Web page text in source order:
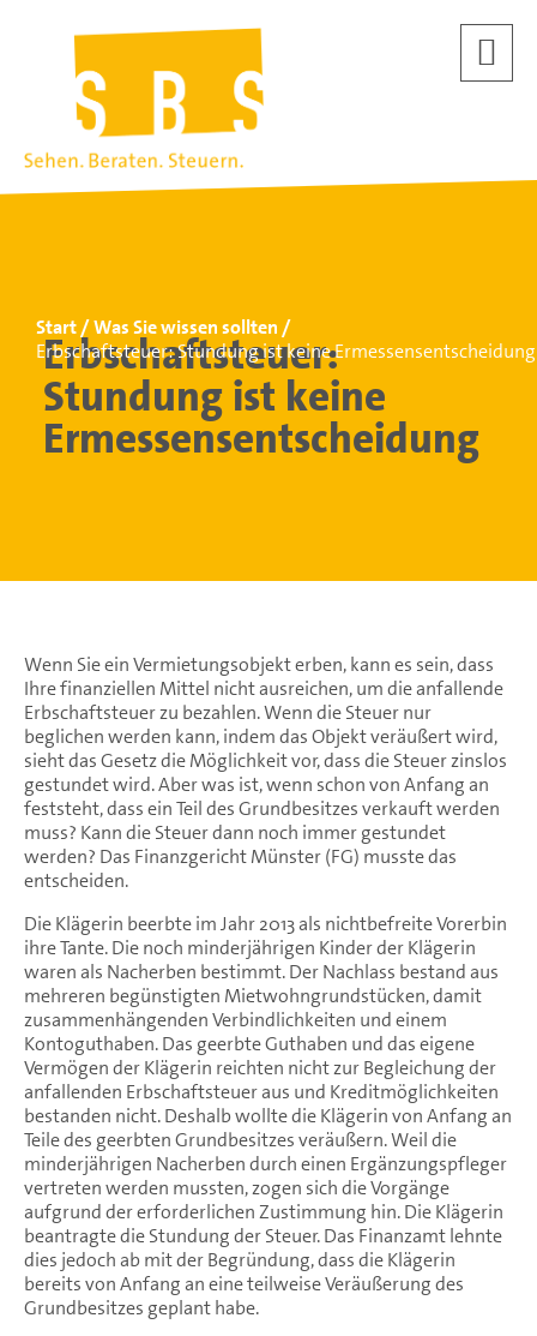
Start
Was Sie wissen sollten
Erbschaftsteuer: Stundung ist keine Ermessensentscheidung
Erbschaftsteuer:
Stundung ist keine
Ermessensentscheidung
Wenn Sie ein Vermietungsobjekt erben, kann es sein, dass
Ihre finanziellen Mittel nicht ausreichen, um die anfallende
Erbschaftsteuer zu bezahlen. Wenn die Steuer nur
beglichen werden kann, indem das Objekt veräußert wird,
sieht das Gesetz die Möglichkeit vor, dass die Steuer zinslos
gestundet wird. Aber was ist, wenn schon von Anfang an
feststeht, dass ein Teil des Grundbesitzes verkauft werden
muss? Kann die Steuer dann noch immer gestundet
werden? Das Finanzgericht Münster (FG) musste das
entscheiden.
Die Klägerin beerbte im Jahr 2013 als nichtbefreite Vorerbin
ihre Tante. Die noch minderjährigen Kinder der Klägerin
waren als Nacherben bestimmt. Der Nachlass bestand aus
mehreren begünstigten Mietwohngrundstücken, damit
zusammenhängenden Verbindlichkeiten und einem
Kontoguthaben. Das geerbte Guthaben und das eigene
Vermögen der Klägerin reichten nicht zur Begleichung der
anfallenden Erbschaftsteuer aus und Kreditmöglichkeiten
bestanden nicht. Deshalb wollte die Klägerin von Anfang an
Teile des geerbten Grundbesitzes veräußern. Weil die
minderjährigen Nacherben durch einen Ergänzungspfleger
vertreten werden mussten, zogen sich die Vorgänge
aufgrund der erforderlichen Zustimmung hin. Die Klägerin
beantragte die Stundung der Steuer. Das Finanzamt lehnte
dies jedoch ab mit der Begründung, dass die Klägerin
bereits von Anfang an eine teilweise Veräußerung des
Grundbesitzes geplant habe.